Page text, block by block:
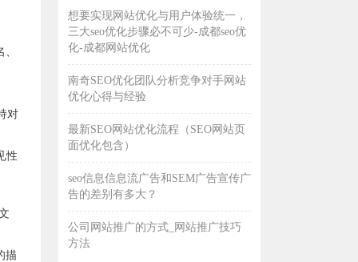
对
性
描
想要实现网站优化与用户体验统一，
三大seo优化步骤必不可少-成都seo优
化-成都网站优化
南奇SEO优化团队分析竞争对手网站
优化心得与经验
最新SEO网站优化流程（SEO网站页
面优化包含）
seo信息信息流广告和SEM广告宣传广
告的差别有多大？
公司网站推广的方式_网站推广技巧
方法